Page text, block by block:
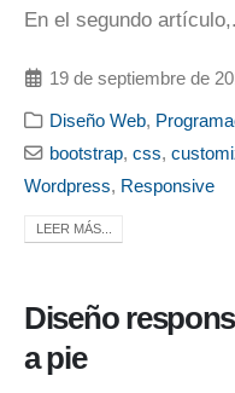
En el segundo
19 de septiembre de
Diseño Web,
bootstrap,css,
Wordpress, Responsive
LEER MÁS...
Diseño
a pie